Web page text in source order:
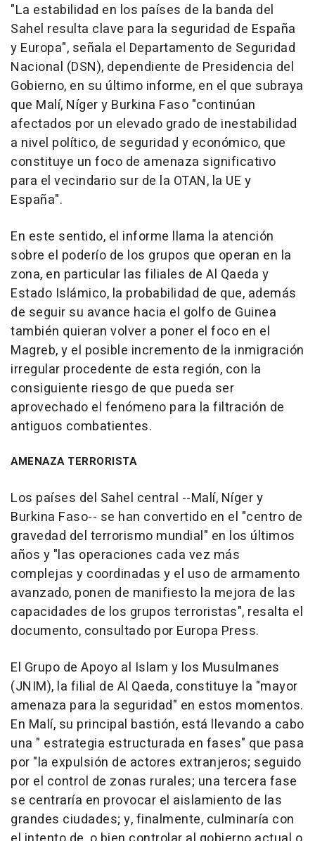
"La estabilidad en los países de la banda del
Sahel resulta clave para la seguridad de España
y Europa", señala el Departamento de Seguridad
Nacional (DSN), dependiente de Presidencia del
Gobierno, en su último informe, en el que subraya
que Malí, Níger y Burkina Faso "continúan
afectados por un elevado grado de inestabilidad
a nivel político, de seguridad y económico, que
constituye un foco de amenaza significativo
para el vecindario sur de la OTAN, la UE y
España".
En este sentido, el informe llama la atención
sobre el poderío de los grupos que operan en la
zona, en particular las filiales de Al Qaeda y
Estado Islámico, la probabilidad de que, además
de seguir su avance hacia el golfo de Guinea
también quieran volver a poner el foco en el
Magreb, y el posible incremento de la inmigración
irregular procedente de esta región, con la
consiguiente riesgo de que pueda ser
aprovechado el fenómeno para la filtración de
antiguos combatientes.
AMENAZA TERRORISTA
Los países del Sahel central --Malí, Níger y
Burkina Faso-- se han convertido en el "centro de
gravedad del terrorismo mundial" en los últimos
años y "las operaciones cada vez más
complejas y coordinadas y el uso de armamento
avanzado, ponen de manifiesto la mejora de las
capacidades de los grupos terroristas", resalta el
documento, consultado por Europa Press.
El Grupo de Apoyo al Islam y los Musulmanes
(JNIM), la filial de Al Qaeda, constituye la "mayor
amenaza para la seguridad" en estos momentos.
En Malí, su principal bastión, está llevando a cabo
una " estrategia estructurada en fases" que pasa
por "la expulsión de actores extranjeros; seguido
por el control de zonas rurales; una tercera fase
se centraría en provocar el aislamiento de las
grandes ciudades; y, finalmente, culminaría con